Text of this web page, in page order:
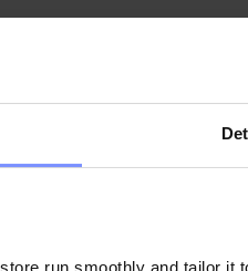
run smoothly and tailor it
Erdnussbutter